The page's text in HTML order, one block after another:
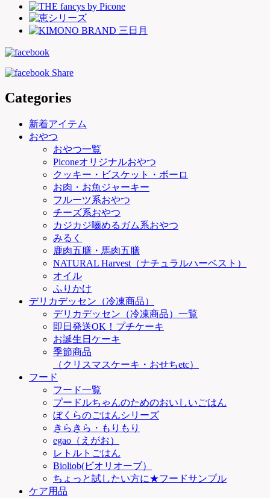
Categories
新着アイテム
おやつ
おやつ一覧
Piconeオリジナルおやつ
クッキー・ビスケット・ボーロ
お肉・お魚ジャーキー
フルーツ系おやつ
チーズ系おやつ
カジカジ嚙めるガム系おやつ
みるく
鹿肉五膳・馬肉五膳
NATURAL Harvest（ナチュラルハーベスト）
オイル
ふりかけ
デリカデッセン（冷凍商品）
デリカデッセン（冷凍商品）一覧
即日発送OK！プチケーキ
お誕生日ケーキ
季節商品
（クリスマスケーキ・おせちetc）
フード
フード一覧
プードルちゃんのためのおいしいごはん
ぼくらのごはんシリーズ
きらきら・もりもり
egao（えがお）
レトルトごはん
Bioliob(ビオリオーブ）
ちょっと試したい方に★フードサンプル
ケア用品